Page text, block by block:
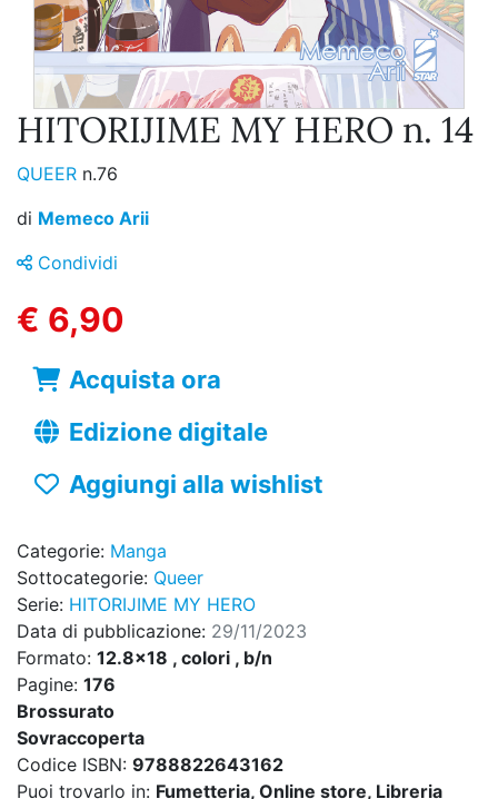
HITORIJIME MY HERO n. 14
QUEER n.76
di Memeco Arii
Condividi
€ 6,90
Acquista ora
Edizione digitale
Aggiungi alla wishlist
Categorie: Manga
Sottocategorie: Queer
Serie: HITORIJIME MY HERO
Data di pubblicazione: 29/11/2023
Formato: 12.8x18 , colori , b/n
Pagine: 176
Brossurato
Sovraccoperta
Codice ISBN: 9788822643162
Puoi trovarlo in: Fumetteria, Online store, Libreria